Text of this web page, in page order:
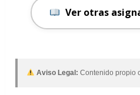
Ver otras
Aviso Legal: Contenido propio